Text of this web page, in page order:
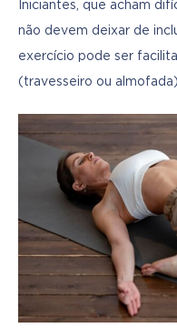
Iniciantes, que acham
não devem deixar de
exercício pode ser
(travesseiro ou